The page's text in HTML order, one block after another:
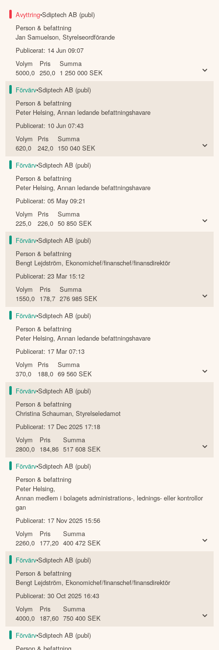
Avyttring•Sdiptech AB (publ)
Person & befattning
Jan Samuelson,Styrelseordförande
Publicerat: 14 Jun 09:07
Volym
5000,0
Pris
250,0
Summa
1 250 000 SEK
Förvärv•Sdiptech AB (publ)
Person & befattning
Peter Helsing,Annan ledande befattningshavare
Publicerat: 10 Jun 07:43
Volym
620,0
Pris
242,0
Summa
150 040 SEK
Förvärv•Sdiptech AB (publ)
Person & befattning
Peter Helsing,Annan ledande befattningshavare
Publicerat:05 May 09:21
Volym
225,0
Pris
226,0
Summa
50 850 SEK
Förvärv•Sdiptech AB (publ)
Person & befattning
Bengt Lejdström, Ekonomichef/finanschef/finansdirektör
Publicerat:23 Mar 15:12
Volym
1550,0
Pris
178,7
Summa
276 985 SEK
Förvärv•Sdiptech AB (publ)
Person & befattning
Peter Helsing,Annan ledande befattningshavare
Publicerat: 17 Mar 07:13
Volym
370,0
Pris
188,0
Summa
69 560 SEK
Förvärv•Sdiptech AB (publ)
Person & befattning
Christina Schauman,Styrelseledamot
Publicerat: 17 Dec 2025 17:18
Volym
2800,0
Pris
184,86
Summa
517 608 SEK
Förvärv•Sdiptech AB (publ)
Person & befattning
Peter Helsing,
Annan medlem i bolagets administrations-, lednings- eller kontrollor
gan
Publicerat: 17 Nov 2025 15:56
Volym
2260,0
Pris
177,20
Summa
400 472 SEK
Förvärv•Sdiptech AB (publ)
Person & befattning
Bengt Lejdström, Ekonomichef/finanschef/finansdirektör
Publicerat:30 Oct 2025 16:43
Volym
4000,0
Pris
187,60
Summa
750 400 SEK
Förvärv•Sdiptech AB (publ)